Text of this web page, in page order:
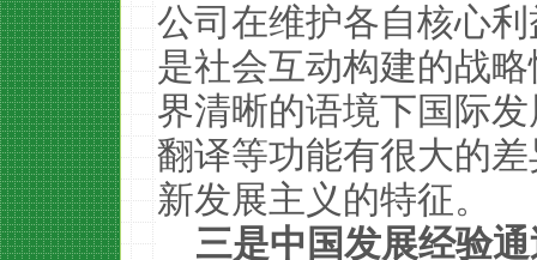
公司在维护各自核心
是社会互动构建的战
界清晰的语境下国际
翻译等功能有很大的
新发展主义的特征。
三是中国发展经验